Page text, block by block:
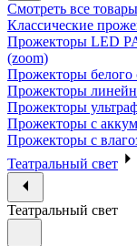
Смотреть все товары
Классические
Прожекторы LED
(zoom)
Прожекторы белого
Прожекторы
Прожекторы
Прожекторы с
Прожекторы с
Театральный свет
Театральный свет